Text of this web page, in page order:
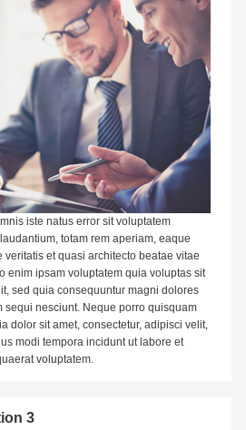
iste natus error sit voluptatem
totam rem aperiam, eaque
et quasi architecto beatae vitae
enim ipsam voluptatem quia voluptas sit
sed quia consequuntur magni dolores
sequi nesciunt. Neque porro quisquam
dolor sit amet, consectetur, adipisci velit,
modi tempora incidunt ut labore et
voluptatem.
3